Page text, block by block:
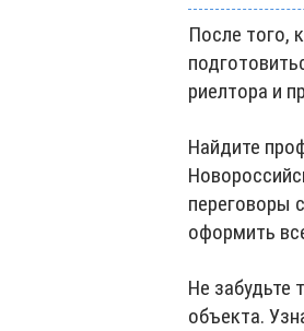
После того,
риелтора и
Найдите
переговоры
оформить
Не забудьте
объекта.